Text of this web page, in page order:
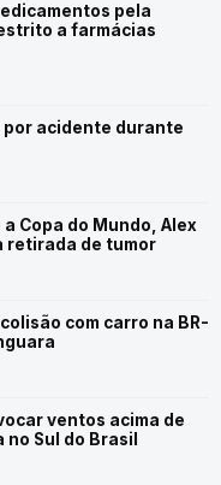
pela
a farmácias
por acidente durante
Copa do Mundo, Alex
retirada de tumor
com carro na BR-
ventos acima de
Sul do Brasil